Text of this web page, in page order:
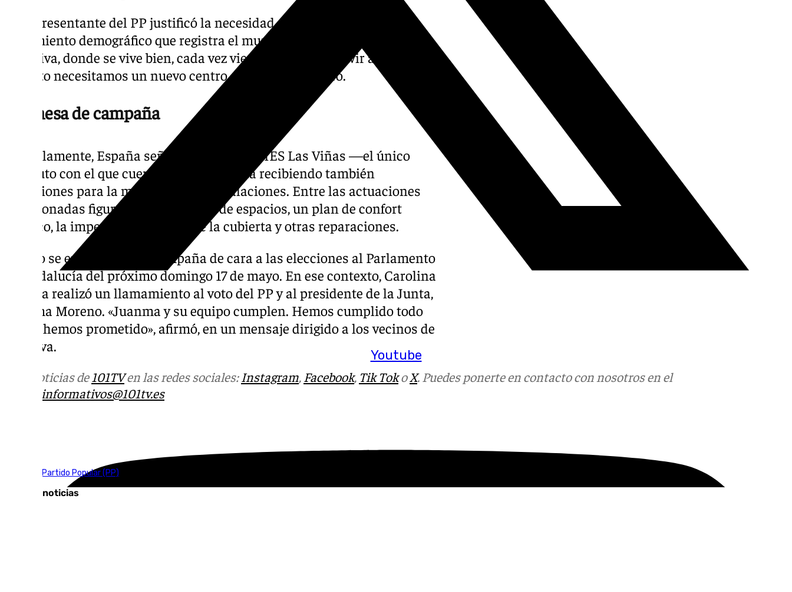
Youtube
La representante del PP justificó la necesidad del centro en el
crecimiento demográfico que registra el municipio. «Sois una tierra
atractiva, donde se vive bien, cada vez viene más gente a vivir aquí y por
lo tanto necesitamos un nuevo centro educativo», declaró.
Promesa de campaña
Paralelamente, España señaló que el actual IES Las Viñas —el único
instituto con el que cuenta Manilva— está recibiendo también
inversiones para la mejora de sus instalaciones. Entre las actuaciones
mencionadas figuran la adecuación de espacios, un plan de confort
térmico, la impermeabilización de la cubierta y otras reparaciones.
El acto se enmarca en la campaña de cara a las elecciones al Parlamento
de Andalucía del próximo domingo 17 de mayo. En ese contexto, Carolina
España realizó un llamamiento al voto del PP y al presidente de la Junta,
Juanma Moreno. «Juanma y su equipo cumplen. Hemos cumplido todo
lo que hemos prometido», afirmó, en un mensaje dirigido a los vecinos de
Manilva.
Más noticias de101TVen las redes sociales:Instagram, Facebook, Tik TokoX. Puedes ponerte en contacto con nosotros en el
informativos@101tv.es
Partido Popular (PP)
Últimas noticias